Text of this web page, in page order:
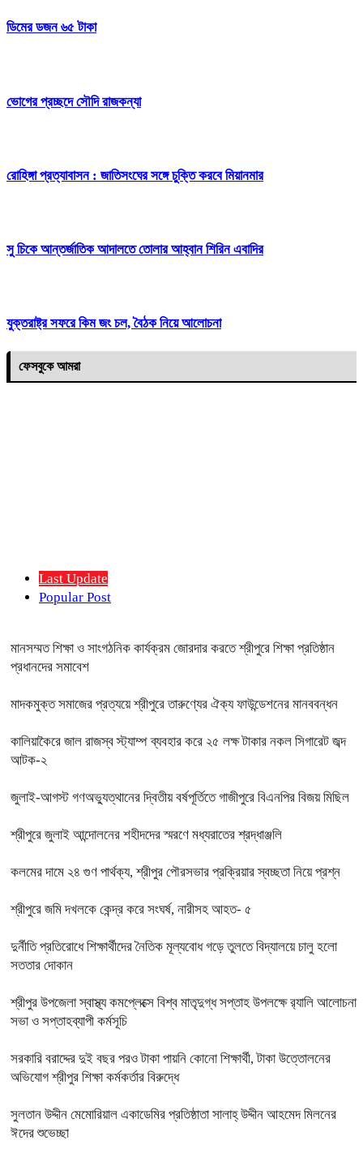
ডিমের ডজন ৬৫ টাকা
ভোগের প্রচ্ছদে সৌদি রাজকন্যা
রোহিঙ্গা প্রত্যাবাসন : জাতিসংঘের সঙ্গে চুক্তি করবে মিয়ানমার
সু চিকে আন্তর্জাতিক আদালতে তোলার আহ্বান শিরিন এবাদির
যুক্তরাষ্ট্র সফরে কিম জং চল, বৈঠক নিয়ে আলোচনা
ফেসবুকে আমরা
Last Update
Popular Post
মানসম্মত শিক্ষা ও সাংগঠনিক কার্যক্রম জোরদার করতে শ্রীপুরে শিক্ষা প্রতিষ্ঠান
প্রধানদের সমাবেশ
মাদকমুক্ত সমাজের প্রত্যয়ে শ্রীপুরে তারুণ্যের ঐক্য ফাউন্ডেশনের মানববন্ধন
কালিয়াকৈরে জাল রাজস্ব স্ট্যাম্প ব্যবহার করে ২৫ লক্ষ টাকার নকল সিগারেট জব্দ
আটক-২
জুলাই-আগস্ট গণঅভ্যুত্থানের দ্বিতীয় বর্ষপূর্তিতে গাজীপুরে বিএনপির বিজয় মিছিল
শ্রীপুরে জুলাই আন্দোলনের শহীদদের স্মরণে মধ্যরাতের শ্রদ্ধাঞ্জলি
কলমের দামে ২৪ গুণ পার্থক্য, শ্রীপুর পৌরসভার প্রক্রিয়ার স্বচ্ছতা নিয়ে প্রশ্ন
শ্রীপুরে জমি দখলকে কেন্দ্র করে সংঘর্ষ, নারীসহ আহত- ৫
দুর্নীতি প্রতিরোধে শিক্ষার্থীদের নৈতিক মূল্যবোধ গড়ে তুলতে বিদ্যালয়ে চালু হলো
সততার দোকান
শ্রীপুর উপজেলা স্বাস্থ্য কমপ্লেক্সে বিশ্ব মাতৃদুগ্ধ সপ্তাহ উপলক্ষে র‍্যালি আলোচনা
সভা ও সপ্তাহব্যাপী কর্মসূচি
সরকারি বরাদ্দের দুই বছর পরও টাকা পায়নি কোনো শিক্ষার্থী, টাকা উত্তোলনের
অভিযোগ শ্রীপুর শিক্ষা কর্মকর্তার বিরুদ্ধে
সুলতান উদ্দীন মেমোরিয়াল একাডেমির প্রতিষ্ঠাতা সালাহ্ উদ্দীন আহমেদ মিলনের
ঈদের শুভেচ্ছা